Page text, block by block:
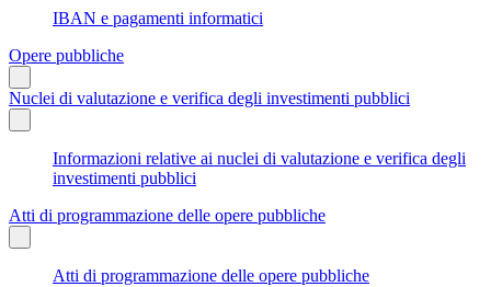
IBAN e pagamenti informatici
Opere pubbliche
Nuclei di valutazione e verifica degli investimenti pubblici
Informazioni relative ai nuclei di valutazione e verifica degli
investimenti pubblici
Atti di programmazione delle opere pubbliche
Atti di programmazione delle opere pubbliche